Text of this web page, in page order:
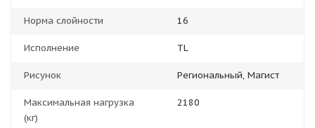
Норма слойности 16
Исполнение TL
Рисунок Региональный, Магист
Максимальная нагрузка
(кг)
2180